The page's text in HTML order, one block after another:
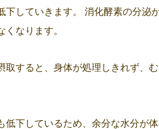
していきます。 消化酵素の分泌
なります。
取すると、身体が処理しきれず、
下しているため、余分な水分が